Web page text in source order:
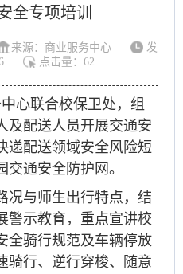
全专项培训
来源：商业服务中心
发
点击量： 62
心联合校保卫处，组
及配送人员开展交通安
递配送领域安全风险短
通安全防护网。
况与师生出行特点，结
警示教育，重点宣讲校
全骑行规范及车辆停放
骑行、逆行穿梭、随意